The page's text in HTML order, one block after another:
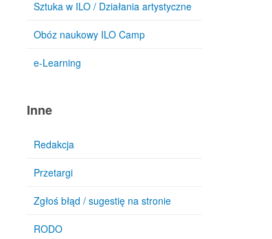
Sztuka w ILO / Działania artystyczne
Obóz naukowy ILO Camp
e-Learning
Inne
Redakcja
Przetargi
Zgłoś błąd / sugestię na stronie
RODO